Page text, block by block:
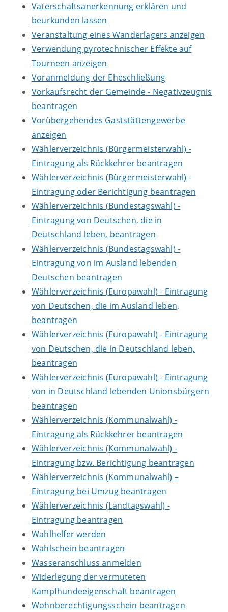
Vaterschaftsanerkennung erklären und
beurkunden lassen
Veranstaltung eines Wanderlagers anzeigen
Verwendung pyrotechnischer Effekte auf
Tourneen anzeigen
Voranmeldung der Eheschließung
Vorkaufsrecht der Gemeinde - Negativzeugnis
beantragen
Vorübergehendes Gaststättengewerbe
anzeigen
Wählerverzeichnis (Bürgermeisterwahl) -
Eintragung als Rückkehrer beantragen
Wählerverzeichnis (Bürgermeisterwahl) -
Eintragung oder Berichtigung beantragen
Wählerverzeichnis (Bundestagswahl) -
Eintragung von Deutschen, die in
Deutschland leben, beantragen
Wählerverzeichnis (Bundestagswahl) -
Eintragung von im Ausland lebenden
Deutschen beantragen
Wählerverzeichnis (Europawahl) - Eintragung
von Deutschen, die im Ausland leben,
beantragen
Wählerverzeichnis (Europawahl) - Eintragung
von Deutschen, die in Deutschland leben,
beantragen
Wählerverzeichnis (Europawahl) - Eintragung
von in Deutschland lebenden Unionsbürgern
beantragen
Wählerverzeichnis (Kommunalwahl) -
Eintragung als Rückkehrer beantragen
Wählerverzeichnis (Kommunalwahl) -
Eintragung bzw. Berichtigung beantragen
Wählerverzeichnis (Kommunalwahl) –
Eintragung bei Umzug beantragen
Wählerverzeichnis (Landtagswahl) -
Eintragung beantragen
Wahlhelfer werden
Wahlschein beantragen
Wasseranschluss anmelden
Widerlegung der vermuteten
Kampfhundeeigenschaft beantragen
Wohnberechtigungsschein beantragen